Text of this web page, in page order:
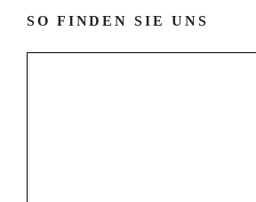
SO FINDEN SIE UNS